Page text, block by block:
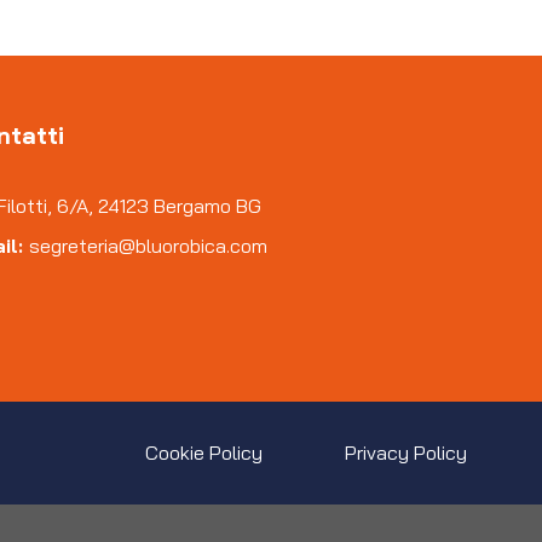
6/A, 24123 Bergamo BG
segreteria@bluorobica.com
Cookie Policy Privacy Policy